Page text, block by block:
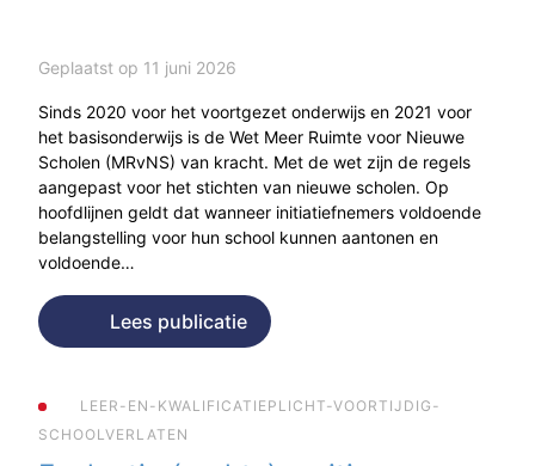
Geplaatst op 11 juni 2026
Sinds 2020 voor het voortgezet onderwijs en 2021 voor
het basisonderwijs is de Wet Meer Ruimte voor Nieuwe
Scholen (MRvNS) van kracht. Met de wet zijn de regels
aangepast voor het stichten van nieuwe scholen. Op
hoofdlijnen geldt dat wanneer initiatiefnemers voldoende
belangstelling voor hun school kunnen aantonen en
voldoende…
Lees publicatie
LEER-EN-KWALIFICATIEPLICHT-VOORTIJDIG-
SCHOOLVERLATEN